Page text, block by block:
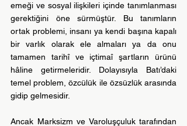
emeği ve sosyal ilişkileri içinde tanımlanması
gerektiğini öne sürmüştür. Bu tanımların
ortak problemi, insanı ya kendi başına kapalı
bir varlık olarak ele almaları ya da onu
tamamen tarihî ve içtimaî şartların ürünü
hâline getirmeleridir. Dolayısıyla Batı’daki
temel problem, özcülük ile özsüzlük arasında
gidip gelmesidir.
Ancak Marksizm ve Varoluşçuluk tarafından